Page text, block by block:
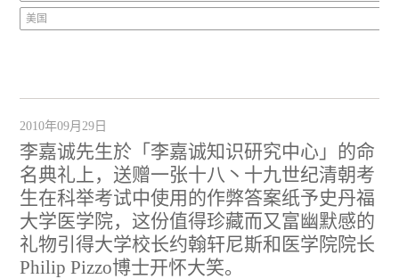
美国
2010年09月29日
李嘉诚先生於「李嘉诚知识研究中心」的命
名典礼上，送赠一张十八丶十九世纪清朝考
生在科举考试中使用的作弊答案纸予史丹福
大学医学院，这份值得珍藏而又富幽默感的
礼物引得大学校长约翰轩尼斯和医学院院长
Philip Pizzo博士开怀大笑。